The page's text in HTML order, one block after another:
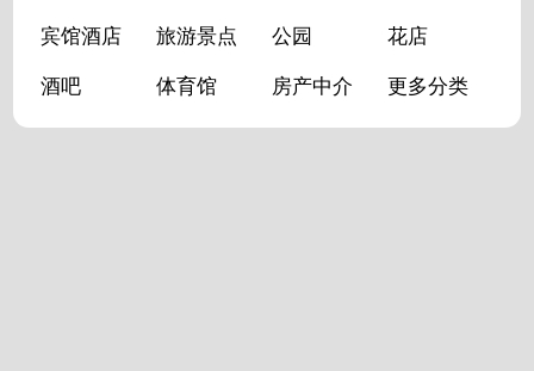
宾馆酒店 旅游景点 公园 花店
酒吧 体育馆 房产中介 更多分类